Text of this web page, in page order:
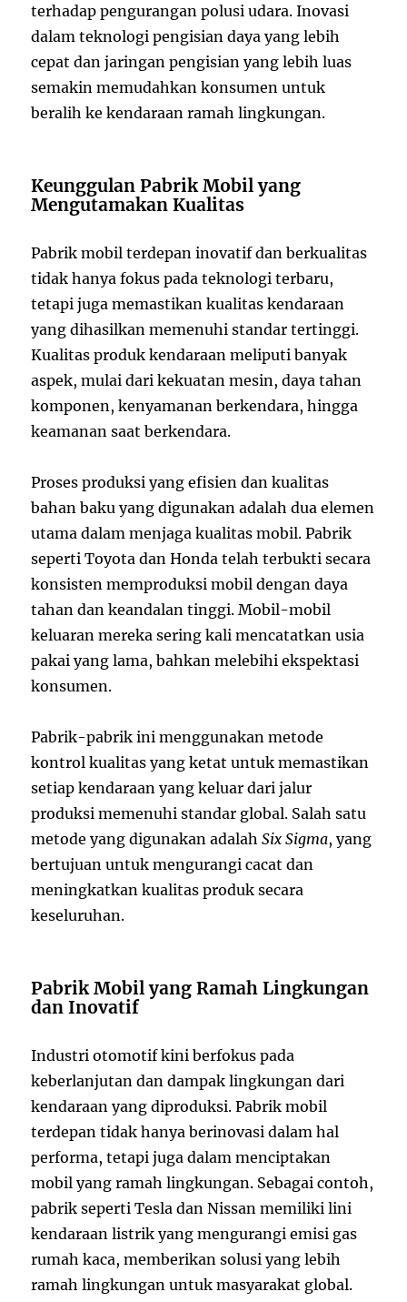
terhadap pengurangan polusi udara. Inovasi
dalam teknologi pengisian daya yang lebih
cepat dan jaringan pengisian yang lebih luas
semakin memudahkan konsumen untuk
beralih ke kendaraan ramah lingkungan.
Keunggulan Pabrik Mobil yang
Mengutamakan Kualitas
Pabrik mobil terdepan inovatif dan berkualitas
tidak hanya fokus pada teknologi terbaru,
tetapi juga memastikan kualitas kendaraan
yang dihasilkan memenuhi standar tertinggi.
Kualitas produk kendaraan meliputi banyak
aspek, mulai dari kekuatan mesin, daya tahan
komponen, kenyamanan berkendara, hingga
keamanan saat berkendara.
Proses produksi yang efisien dan kualitas
bahan baku yang digunakan adalah dua elemen
utama dalam menjaga kualitas mobil. Pabrik
seperti Toyota dan Honda telah terbukti secara
konsisten memproduksi mobil dengan daya
tahan dan keandalan tinggi. Mobil-mobil
keluaran mereka sering kali mencatatkan usia
pakai yang lama, bahkan melebihi ekspektasi
konsumen.
Pabrik-pabrik ini menggunakan metode
kontrol kualitas yang ketat untuk memastikan
setiap kendaraan yang keluar dari jalur
produksi memenuhi standar global. Salah satu
metode yang digunakan adalahSix Sigma, yang
bertujuan untuk mengurangi cacat dan
meningkatkan kualitas produk secara
keseluruhan.
Pabrik Mobil yang Ramah Lingkungan
dan Inovatif
Industri otomotif kini berfokus pada
keberlanjutan dan dampak lingkungan dari
kendaraan yang diproduksi. Pabrik mobil
terdepan tidak hanya berinovasi dalam hal
performa, tetapi juga dalam menciptakan
mobil yang ramah lingkungan. Sebagai contoh,
pabrik seperti Tesla dan Nissan memiliki lini
kendaraan listrik yang mengurangi emisi gas
rumah kaca, memberikan solusi yang lebih
ramah lingkungan untuk masyarakat global.